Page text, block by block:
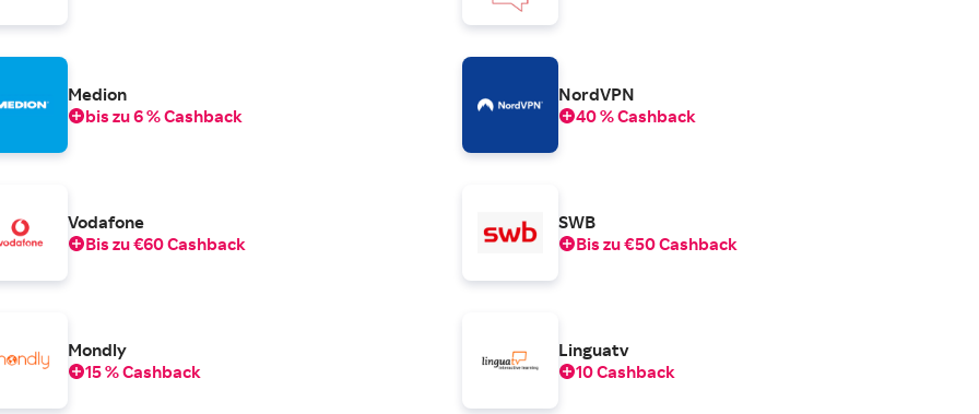
Medion
bis zu 6 % Cashback
NordVPN
40 % Cashback
Vodafone
Bis zu €60 Cashback
SWB
Bis zu €50 Cashback
Mondly
15 % Cashback
Linguatv
10 Cashback